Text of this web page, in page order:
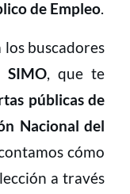
de Empleo.
buscadores
SIMO, que te
públicas de
Nacional del
cómo
a través